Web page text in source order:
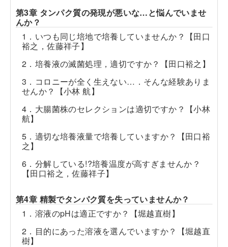
第3章 タンパク質の発現が悪いな…と悩んでいませ
んか？
1．いつも同じ培地で培養していませんか？【田口
裕之，佐藤祥子】
2．培養液の滅菌処理，適切ですか？【田口裕之】
3．コロニーが全く生えない…．そんな経験ありま
せんか？【小林 航】
4．大腸菌株のセレクションは適切ですか？【小林
航】
5．適切な培養液量で培養していますか？【田口裕
之】
6．分解している!?培養温度が高すぎませんか？
【田口裕之，佐藤祥子】
第4章 精製でタンパク質を失っていませんか？
1．溶液のpHは適正ですか？【堀越直樹】
2．目的にあった溶液を選んでいますか？【堀越直
樹】